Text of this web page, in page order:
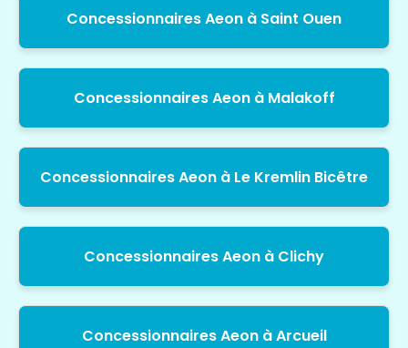
Concessionnaires Aeon à Saint Ouen
Concessionnaires Aeon à Malakoff
Concessionnaires Aeon à Le Kremlin Bicêtre
Concessionnaires Aeon à Clichy
Concessionnaires Aeon à Arcueil